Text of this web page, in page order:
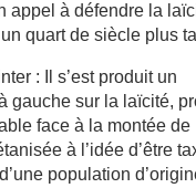
appel à défendre la
quart de siècle plus
: Il s’est produit un
gauche sur la laïcité,
face à la montée de
à l’idée d’être
population